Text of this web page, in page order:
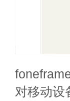
对移动设